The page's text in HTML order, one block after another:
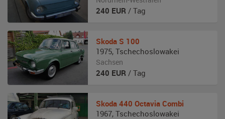
240 EUR / Tag
Skoda S 100
1975, Tschechoslowakei
Sachsen
240 EUR / Tag
Skoda 440 Octavia Combi
1967, Tschechoslowakei